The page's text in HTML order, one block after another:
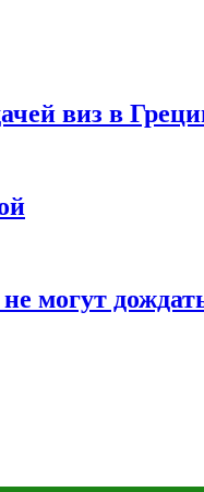
виз в
могут